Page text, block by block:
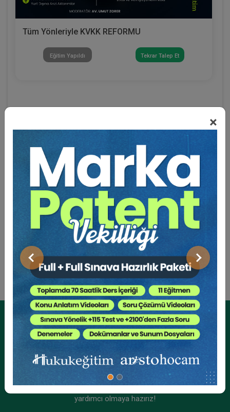
×
Önceki Sonraki
Tüm Yönleriyle KVKK REFORMU
Eğitim Yapıldı Tekrar Talep Et
Eğitmen Hakkında
Sosyal Medya
Kurumsal Üyelikler İçin
Kurumsal Teklif Alın
yardımcı olmaya hazırız!